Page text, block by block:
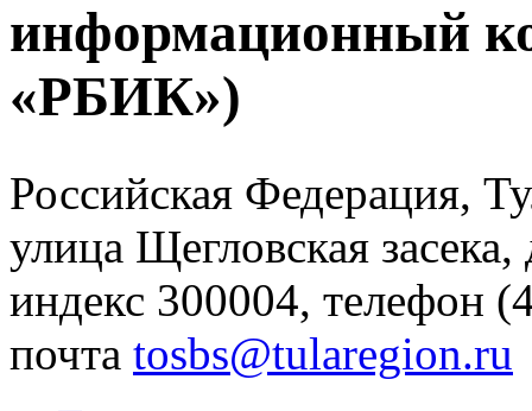
информационный
«РБИК»)
Российская Федерация,
улица Щегловская
индекс 300004, телефон
почта tosbs@tularegion.ru